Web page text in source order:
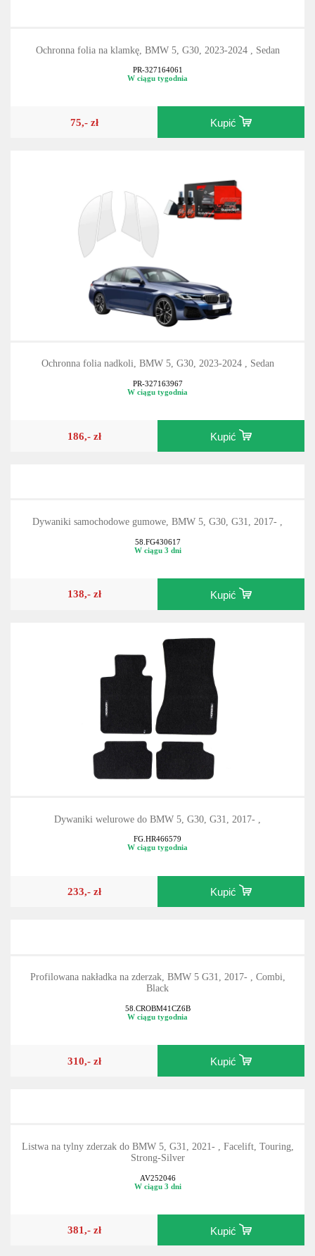
Ochronna folia na klamkę, BMW 5, G30, 2023-2024 , Sedan
PR-327164061
W ciągu tygodnia
75,- zł Kupić
Ochronna folia nadkoli, BMW 5, G30, 2023-2024 , Sedan
PR-327163967
W ciągu tygodnia
186,- zł Kupić
Dywaniki samochodowe gumowe, BMW 5, G30, G31, 2017- ,
58.FG430617
W ciągu 3 dni
138,- zł Kupić
Dywaniki welurowe do BMW 5, G30, G31, 2017- ,
FG.HR466579
W ciągu tygodnia
233,- zł Kupić
Profilowana nakładka na zderzak, BMW 5 G31, 2017- , Combi,
Black
58.CROBM41CZ6B
W ciągu tygodnia
310,- zł Kupić
Listwa na tylny zderzak do BMW 5, G31, 2021- , Facelift, Touring,
Strong-Silver
AV252046
W ciągu 3 dni
381,- zł Kupić